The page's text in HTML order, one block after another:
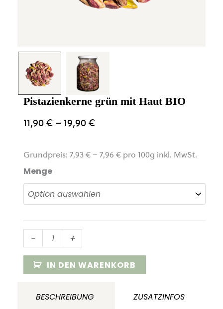
Pistazienkerne grün mit Haut BIO
11,90€ – 19,90€
Grundpreis: 7,93€– 7,96 € pro 100g inkl. MwSt.
Menge
-
Pistazienkerne
grün
mit
+
IN DEN WARENKORB
BESCHREIBUNG ZUSATZINFOS